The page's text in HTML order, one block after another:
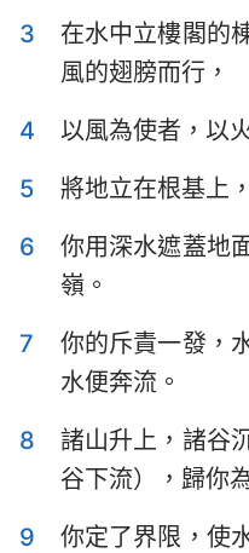
傳道書
約珥書
彌迦書
哈巴谷書
哈該書
瑪拉基書
3
在水中立樓閣的
風的翅膀而行，
4
以風為使者，以
5
將地立在根基上
6
你用深水遮蓋地
嶺。
7
你的斥責一發，
水便奔流。
8
諸山升上，諸谷
谷下流），歸你
9
你定了界限，使